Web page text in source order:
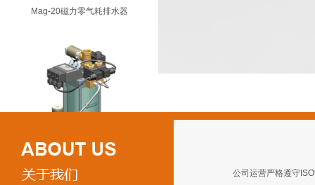
Mag-20磁力零气耗排水器
VD-1800C真空系统排水器
公司运营严格遵守